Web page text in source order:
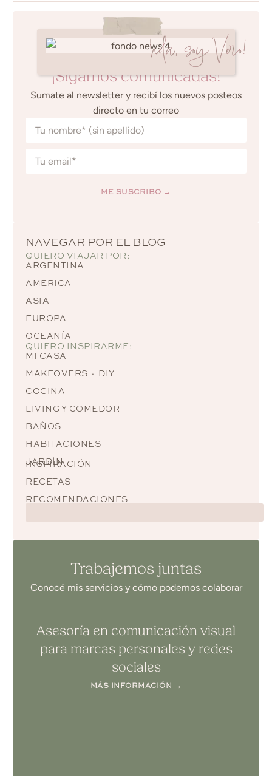
hola, soy Vero!
¡Sigamos comunicadas!
Sumate al newsletter y recibí los nuevos posteos
directo en tu correo
ME SUSCRIBO →
NAVEGAR POR EL BLOG
QUIERO VIAJAR POR:
ARGENTINA
AMERICA
ASIA
EUROPA
OCEANÍA
QUIERO INSPIRARME:
MI CASA
MAKEOVERS · DIY
COCINA
LIVING Y COMEDOR
BAÑOS
HABITACIONES
JARDÍN
INSPIRACIÓN
RECETAS
RECOMENDACIONES
Trabajemos juntas
Conocé mis servicios y cómo podemos colaborar
Asesoría en comunicación visual
para marcas personales y redes
sociales
MÁS INFORMACIÓN →